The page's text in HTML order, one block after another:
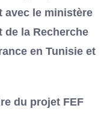
avec le ministère
de la Recherche
en Tunisie et
du projet FEF